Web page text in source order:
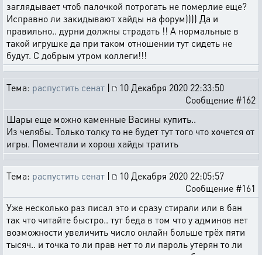
заглядывает чтоб палочкой потрогать не померлие еще?
Исправно ли закидывают хайды на форум)))) Да и
правильно.. дурни должны страдать !! А нормальные в
такой игрушке да при таком отношении тут сидеть не
будут. С добрым утром коллеги!!!
Тема: распустить сенат |
10 Декабря 2020 22:33:50
Сообщение #162
Шары еще можно каменные Васины купить..
Из челябы. Только толку то не будет тут того что хочется от
игры. Помечтали и хорош хайды тратить
Тема: распустить сенат |
10 Декабря 2020 22:05:57
Сообщение #161
Уже несколько раз писал это и сразу стирали или в бан
так что читайте быстро.. тут беда в том что у админов нет
возможности увеличить число онлайн больше трёх пяти
тысяч.. и точка то ли прав нет то ли пароль утерян то ли